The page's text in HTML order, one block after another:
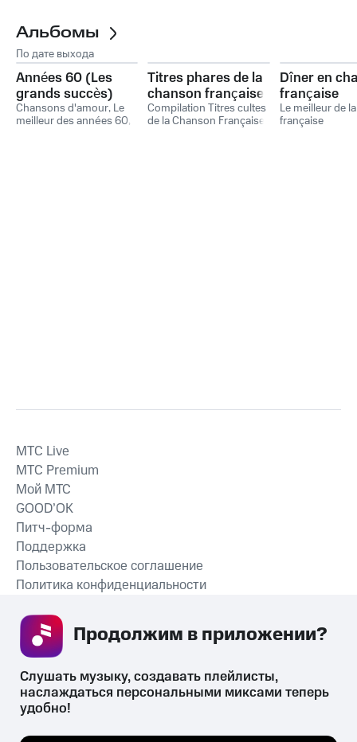
Альбомы
По дате выхода
Années 60 (Les
grands succès)
Chansons d'amour, Le
meilleur des années 60,
Titres phares de la
chanson française
Compilation Titres cultes
de la Chanson Française
Dîner en
française
Le meilleur de
française
СКАЧАТЬ ПРИЛОЖЕНИЕ
MTС Live
MTС Premium
Мой МТС
GOOD’OK
Питч-форма
Поддержка
Пользовательское соглашение
Политика конфиденциальности
Слушать музыку, создавать плейлисты,
наслаждаться персональными миксами теперь
удобно!